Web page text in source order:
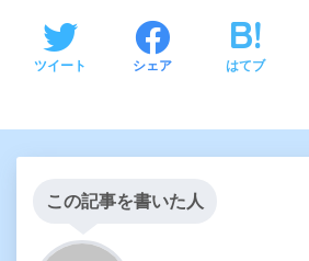
ツイート シェア はてブ
この記事を書いた人